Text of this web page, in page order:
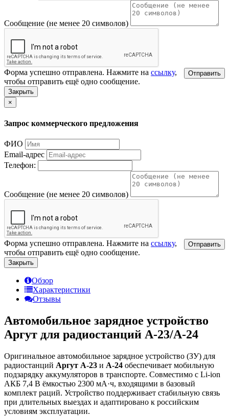
Сообщение (не менее 20 символов)
Отправить
Форма успешно отправлена. Нажмите на ссылку,
чтобы отправить ещё одно сообщение.
Закрыть
×
Запрос коммерческого предложения
ФИО
Email-адрес
Телефон:
Сообщение (не менее 20 символов)
Отправить
Форма успешно отправлена. Нажмите на ссылку,
чтобы отправить ещё одно сообщение.
Закрыть
Обзор
Характеристики
Отзывы
Автомобильное зарядное устройство
Аргут для радиостанций А-23/А-24
Оригинальное автомобильное зарядное устройство (ЗУ) для
радиостанций Аргут А-23 и А-24 обеспечивает мобильную
подзарядку аккумуляторов в транспорте. Совместимо с Li-ion
АКБ 7,4 В ёмкостью 2300 мА·ч, входящими в базовый
комплект раций. Устройство поддерживает стабильную связь
при длительных выездах и адаптировано к российским
условиям эксплуатации.